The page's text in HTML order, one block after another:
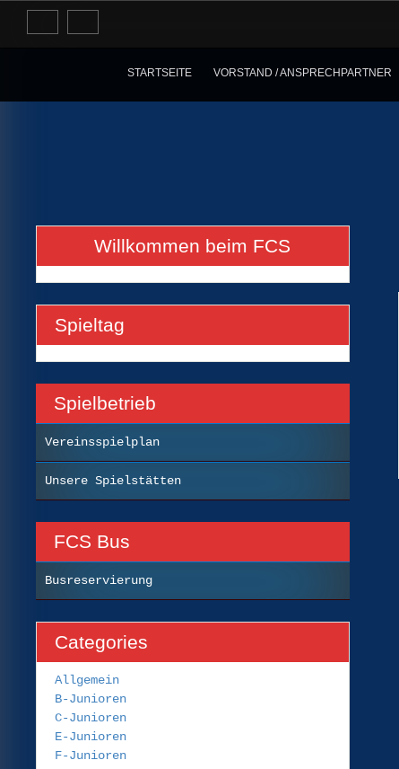
Skip
content
STARTSEITE VORSTAND / ANSPRECHPARTNER
Willkommen beim FCS
Spieltag
Spielbetrieb
Vereinsspielplan
Unsere Spielstätten
FCS Bus
Busreservierung
Categories
Allgemein
B-Junioren
C-Junioren
E-Junioren
F-Junioren